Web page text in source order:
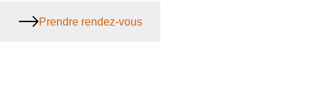
Prendre rendez-vous